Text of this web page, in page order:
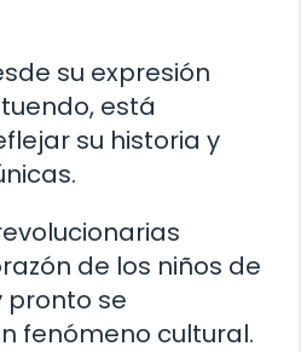
su expresión
está
su historia y
de los niños de
pronto se
fenómeno cultural.